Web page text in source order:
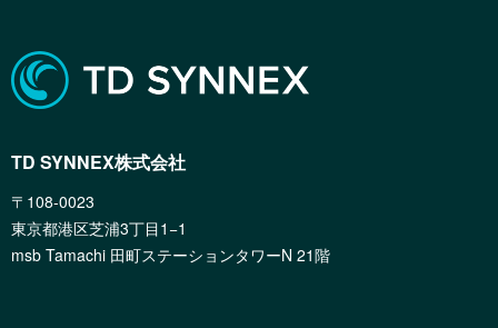
TD SYNNEX株式会社
〒108-0023
東京都港区芝浦3丁目1−1
msb Tamachi 田町ステーションタワーN 21階